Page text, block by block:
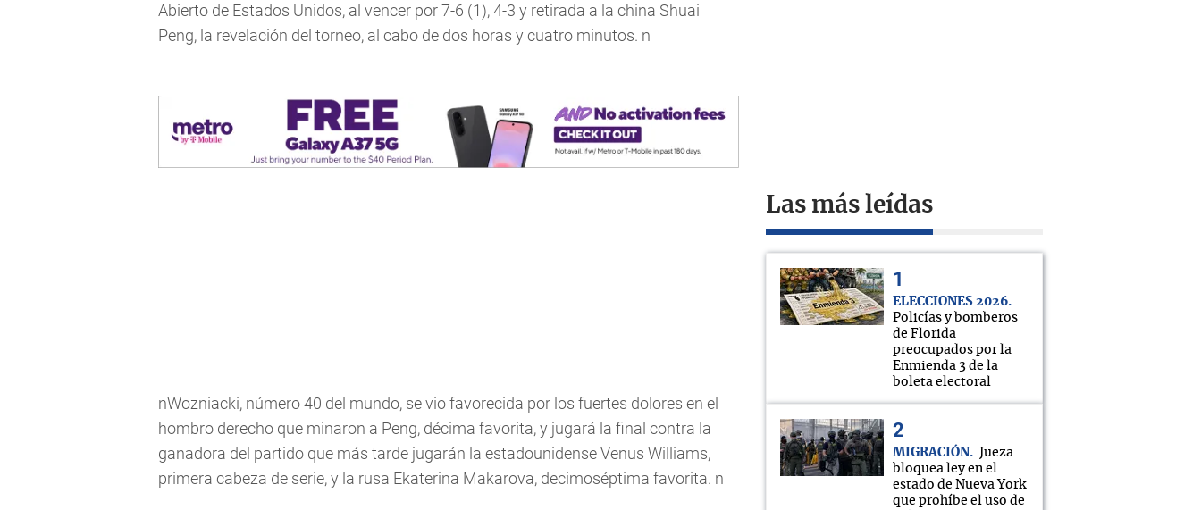
Abierto de Estados Unidos, al vencer por 7-6 (1), 4-3 y retirada a la china Shuai
Peng, la revelación del torneo, al cabo de dos horas y cuatro minutos. n
nWozniacki, número 40 del mundo, se vio favorecida por los fuertes dolores en el
hombro derecho que minaron a Peng, décima favorita, y jugará la final contra la
ganadora del partido que más tarde jugarán la estadounidense Venus Williams,
primera cabeza de serie, y la rusa Ekaterina Makarova, decimoséptima favorita. n
Las más leídas
ELECCIONES 2026
Policías y bomberos
de Florida
preocupados por la
Enmienda 3 de la
boleta electoral
MIGRACIÓN
Jueza
bloquea ley en el
estado de Nueva York
que prohíbe el uso de